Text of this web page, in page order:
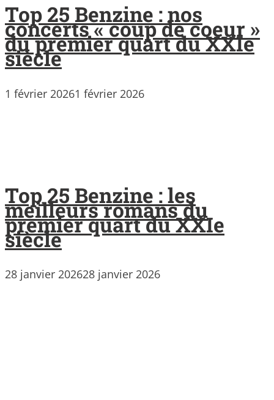
Top 25 Benzine : nos
concerts « coup de coeur »
du premier quart du XXIe
siècle
1 février 20261 février 2026
Top 25 Benzine : les
meilleurs romans du
premier quart du XXIe
siècle
28 janvier 202628 janvier 2026